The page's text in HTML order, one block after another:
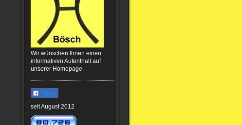
Wir wünschen Ihnen einen
informativen Aufenthalt auf
unserer Homepage.
Teilen
seit August 2012